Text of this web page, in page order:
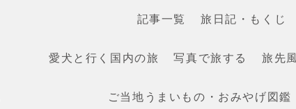
記事一覧 旅日記・もくじ
愛犬と行く国内の旅 写真で旅する 旅先
ご当地うまいもの・おみやげ